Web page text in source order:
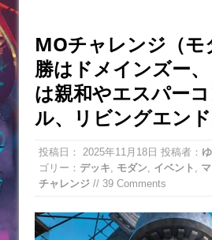
MOチャレンジ（モ
勝はドメインズー
は親和やエスパー
ル、リビングエン
投稿日： 2025年11月18日 投稿者：
ゴリー： デッキ モダン イベント
チャレンジ // 39 Comments